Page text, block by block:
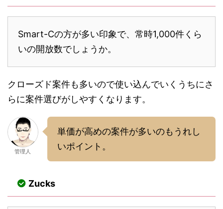
Smart-Cの方が多い印象で、常時1,000件くら
いの開放数でしょうか。
クローズド案件も多いので使い込んでいくうちにさ
らに案件選びがしやすくなります。
管理人
単価が高めの案件が多いのもうれし
いポイント。
Zucks